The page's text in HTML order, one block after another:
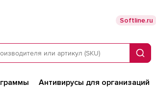
Softline.ru
Поиск
Антивирусы для организаций